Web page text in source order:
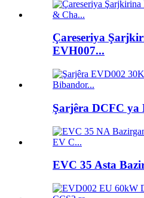
Çareseriya
EVH007...
Şarjêra DCFC ya
EVC 35 Asta